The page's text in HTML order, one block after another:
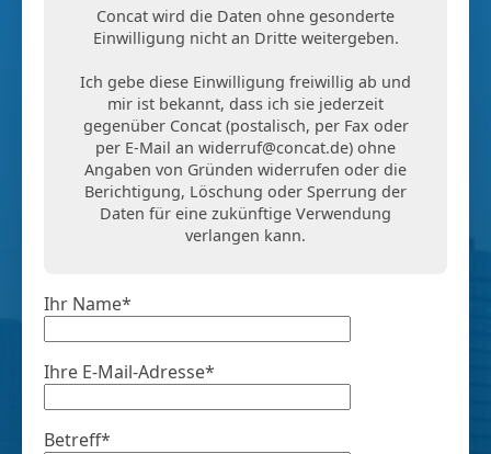
Concat wird die Daten ohne gesonderte
Einwilligung nicht an Dritte weitergeben.
Ich gebe diese Einwilligung freiwillig ab und
mir ist bekannt, dass ich sie jederzeit
gegenüber Concat (postalisch, per Fax oder
per E-Mail an widerruf@concat.de) ohne
Angaben von Gründen widerrufen oder die
Berichtigung, Löschung oder Sperrung der
Daten für eine zukünftige Verwendung
verlangen kann.
Ihr Name*
Ihre E-Mail-Adresse*
Betreff*